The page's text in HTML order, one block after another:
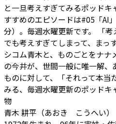
と一旦考えすぎてみるポッド
すすめのエピソードは#05「AI
分）。毎週水曜更新です。
「
でも考えすぎてしまって、まっ
シコム青木と、ものごとをナナ
の今井が、世間一般に唯一解
ものに対して、「それって本当
みる、毎週水曜更新のポッドキ
物
青木 耕平（あおき こうへい）